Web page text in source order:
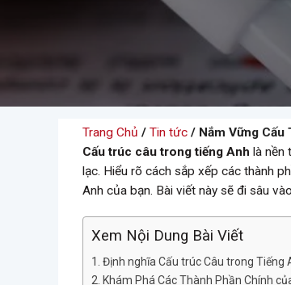
Trang Chủ / Tin tức / Nắm Vững Cấu
Cấu trúc câu trong tiếng Anh là nền
lạc. Hiểu rõ cách sắp xếp các thành
Anh của bạn. Bài viết này sẽ đi sâu
Xem Nội Dung Bài Viết
Định nghĩa Cấu trúc Câu trong Tiếng
Khám Phá Các Thành Phần Chính